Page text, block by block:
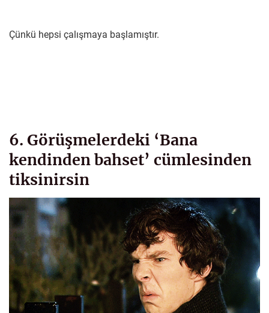
Çünkü hepsi çalışmaya başlamıştır.
6. Görüşmelerdeki ‘Bana
kendinden bahset’ cümlesinden
tiksinirsin